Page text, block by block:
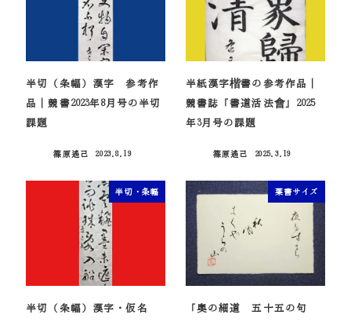
半切（条幅）漢字 参考作
品｜競書2023年8月号の半切
課題
篠原遙己
2023.8.19
半紙漢字楷書の参考作品｜
競書誌「書道活法會」2025
年3月号の課題
篠原遙己
2025.3.19
半切・条幅
半切（条幅）漢字・仮名
葉書サイズ
「奥の細道 五十五の句